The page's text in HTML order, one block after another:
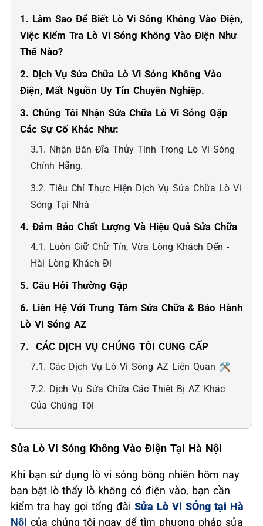
1. Làm Sao Để Biết Lò Vi Sóng Không Vào Điện,
Việc Kiểm Tra Lò Vi Sóng Không Vào Điện Như
Thế Nào?
2. Dịch Vụ Sửa Chữa Lò Vi Sóng Không Vào
Điện, Mất Nguồn Uy Tín Chuyên Nghiệp.
3. Chúng Tôi Nhận Sửa Chữa Lò Vi Sóng Gặp
Các Sự Cố Khác Như:
3.1. Nhận Bán Đĩa Thủy Tinh Trong Lò Vi Sóng
Chính Hãng.
3.2. Tiêu Chí Thực Hiện Dịch Vụ Sửa Chữa Lò Vi
Sóng Tại Nhà
4. Đảm Bảo Chất Lượng Và Hiệu Quả Sửa Chữa
4.1. Luôn Giữ Chữ Tín, Vừa Lòng Khách Đến -
Hài Lòng Khách Đi
5. Câu Hỏi Thường Gặp
6. Liên Hệ Với Trung Tâm Sửa Chữa & Bảo Hành
Lò Vi Sóng AZ
7. ️ CÁC DỊCH VỤ CHÚNG TÔI CUNG CẤP
7.1. Các Dịch Vụ Lò Vi Sóng AZ Liên Quan 🛠️
7.2. Dịch Vụ Sửa Chữa Các Thiết Bị AZ Khác
Của Chúng Tôi
Sửa Lò Vi Sóng Không Vào Điện Tại Hà Nội
Khi bạn sử dụng lò vi sóng bông nhiên hôm nay
bạn bật lò thấy lò không có điện vào, bạn cần
kiểm tra hay gọi tổng đài Sửa Lò Vi SÓng tại Hà
Nội của chúng tôi ngay dể tìm phương pháp sửa